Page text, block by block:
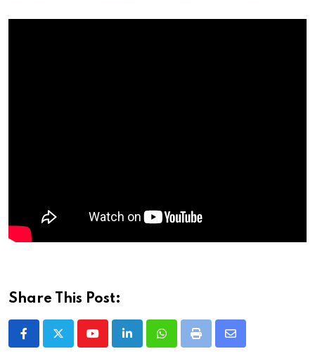
Share This Post:
YoutubeLinkedInWhatsappPrint
Share